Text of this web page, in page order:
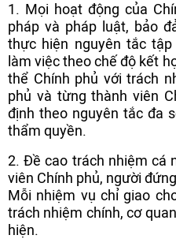
1. Mọi hoạt động của
pháp và pháp luật, bảo
thực hiện nguyên tắc
làm việc theo chế độ kết
thể Chính phủ với trách
phủ và từng thành viên
định theo nguyên tắc đa
thẩm quyền.
2. Đề cao trách nhiệm cá
viên Chính phủ, người
Mỗi nhiệm vụ chỉ giao
trách nhiệm chính, cơ
hiện.